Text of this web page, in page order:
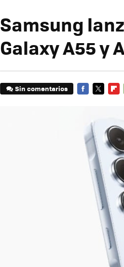
Samsung
Galaxy A55 y
Sin comentarios